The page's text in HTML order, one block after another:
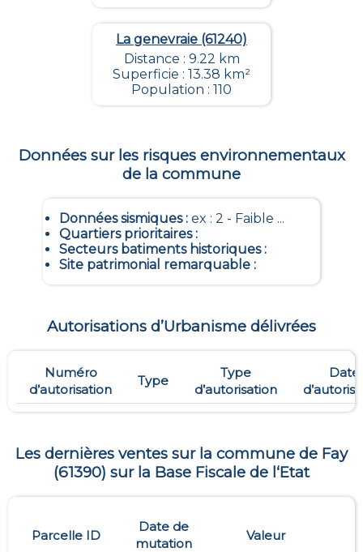
La genevraie (61240)
Distance : 9.22 km
Superficie : 13.38 km²
Population : 110
Données sur les risques environnementaux
de la commune
Données sismiques: ex : 2 - Faible ...
Quartiers prioritaires:
Secteurs batiments historiques:
Site patrimonial remarquable:
Autorisations d’Urbanisme délivrées
Numéro
d’autorisation
Type
Type
d’autorisation
Date
Les dernières ventes sur la commune de Fay
(61390) sur la Base Fiscale de l‘Etat
Parcelle ID
Date de
mutation
Valeur